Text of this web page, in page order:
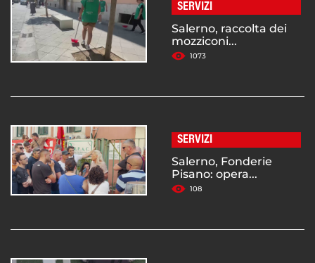
SERVIZI
Salerno, raccolta dei
mozziconi...
1073
SERVIZI
Salerno, Fonderie
Pisano: opera...
108